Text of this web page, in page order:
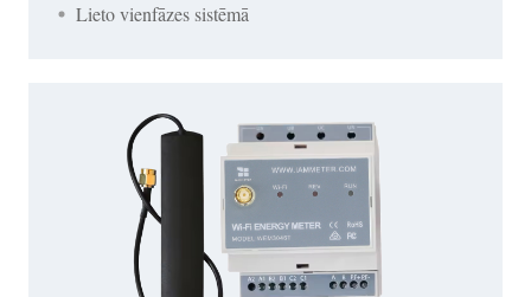
Lieto vienfāzes sistēmā